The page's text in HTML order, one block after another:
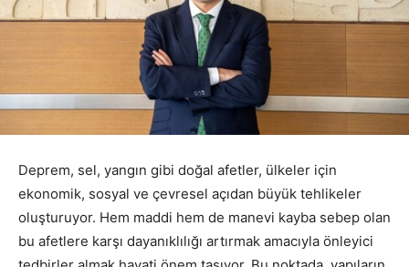
Deprem, sel, yangın gibi doğal afetler, ülkeler için
ekonomik, sosyal ve çevresel açıdan büyük tehlikeler
oluşturuyor. Hem maddi hem de manevi kayba sebep olan
bu afetlere karşı dayanıklılığı artırmak amacıyla önleyici